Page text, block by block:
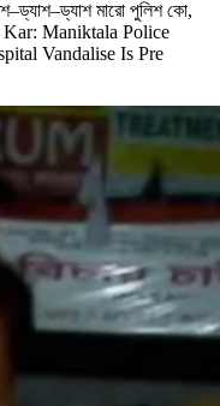
মারো পুলিশ কো,
Kar: Maniktala Police
Vandalise Is Pre